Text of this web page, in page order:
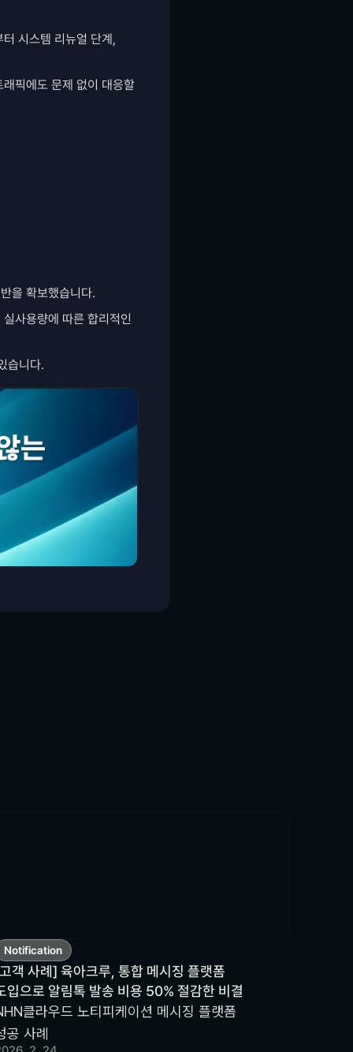
시스템 리뉴얼 단계,
픽에도 문제 없이 대응할
을 확보했습니다.
사용량에 따른 합리적인
습니다.
Notification
객 사례] 육아크루, 통합 메시징 플랫폼
입으로 알림톡 발송 비용 50% 절감한 비결
클라우드 노티피케이션 메시징 플랫폼
공 사례